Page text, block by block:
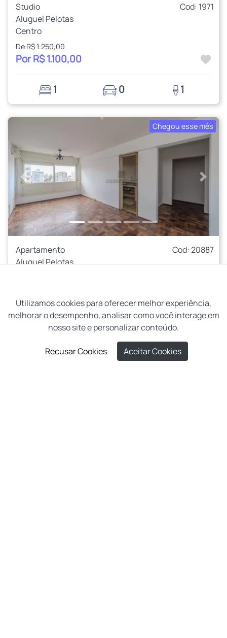
Studio
Cod: 1971
Aluguel Pelotas
Centro
De R$ 1.250,00
Por R$ 1.100,00
1 0 1
Chegou esse mês
Anterior
Apartamento
Cod: 20887
Aluguel Pelotas
Condomínio:R$ 900,00
1 1
Utilizamos cookies para oferecer melhor experiência,
melhorar o desempenho, analisar como você interage em
nosso site e personalizar conteúdo.
Recusar Cookies Aceitar Cookies